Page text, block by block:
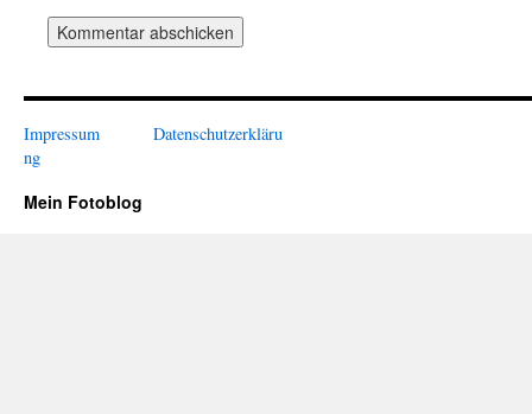
Impressum
Datenschutzerkläru
ng
Mein Fotoblog